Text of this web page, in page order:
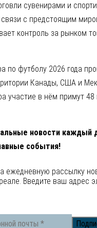
сувенирами и
связи с предстоящим
контроль за рынком
по футболу 2026 года
Канады, США и
участие в нём примут
новости каждый
события!
ежедневную рассылку
почты